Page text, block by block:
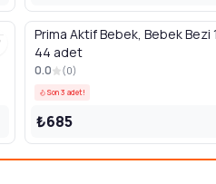
Prima Aktif Bebek, Bebek Bezi
44 adet
0.0 (0)
Son 3 adet!
₺685